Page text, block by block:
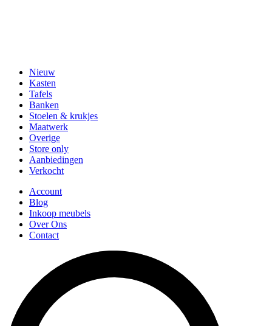
Nieuw
Kasten
Tafels
Banken
Stoelen & krukjes
Maatwerk
Overige
Store only
Aanbiedingen
Verkocht
Account
Blog
Inkoop meubels
Over Ons
Contact